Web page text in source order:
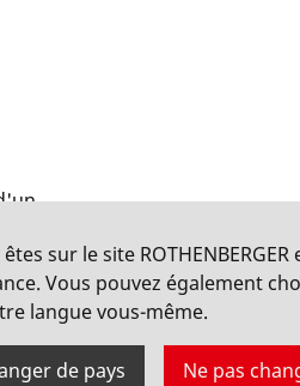
sur le site
Vous pouvez également
langue vous-même.
de pays Ne pas